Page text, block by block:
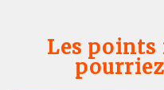
Les points